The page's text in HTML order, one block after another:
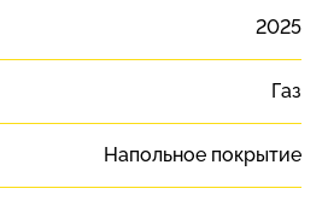
2025
Газ
Напольное покрытие